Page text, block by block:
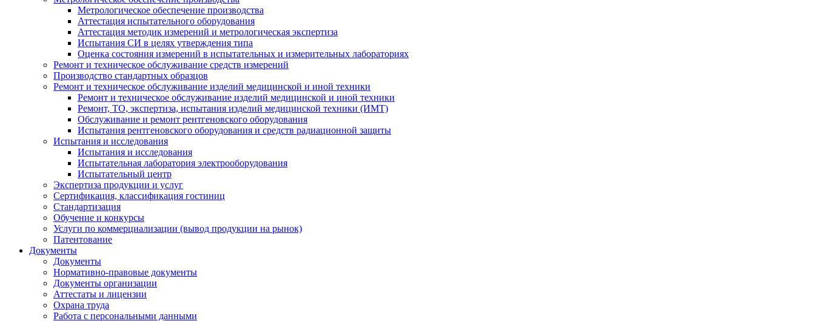
Метрологическое обеспечение производства
Аттестация испытательного оборудования
Аттестация методик измерений и метрологическая экспертиза
Испытания СИ в целях утверждения типа
Оценка состояния измерений в испытательных и измерительных лабораториях
Ремонт и техническое обслуживание средств измерений
Производство стандартных образцов
Ремонт и техническое обслуживание изделий медицинской и иной техники
Ремонт и техническое обслуживание изделий медицинской и иной техники
Ремонт, ТО, экспертиза, испытания изделий медицинской техники (ИМТ)
Обслуживание и ремонт рентгеновского оборудования
Испытания рентгеновского оборудования и средств радиационной защиты
Испытания и исследования
Испытания и исследования
Испытательная лаборатория электрооборудования
Испытательный центр
Экспертиза продукции и услуг
Сертификация, классификация гостиниц
Стандартизация
Обучение и конкурсы
Услуги по коммерциализации (вывод продукции на рынок)
Патентование
Документы
Документы
Нормативно-правовые документы
Документы организации
Аттестаты и лицензии
Охрана труда
Работа с персональными данными